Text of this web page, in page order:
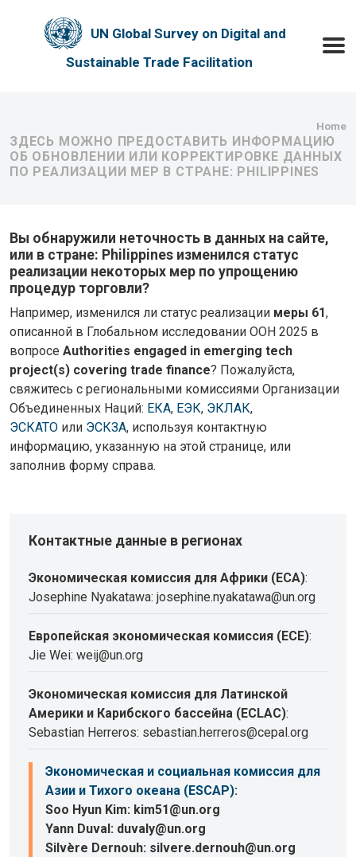
UN Global Survey on Digital and
Sustainable Trade Facilitation
Home
ЗДЕСЬ МОЖНО ПРЕДОСТАВИТЬ ИНФОРМАЦИЮ
ОБ ОБНОВЛЕНИИ ИЛИ КОРРЕКТИРОВКЕ ДАННЫХ
ПО РЕАЛИЗАЦИИ МЕР В СТРАНЕ: PHILIPPINES
Вы обнаружили неточность в данных на сайте,
или в стране: Philippines изменился статус
реализации некоторых мер по упрощению
процедур торговли?
Например, изменился ли статус реализации меры 61,
описанной в Глобальном исследовании ООН 2025 в
вопросе Authorities engaged in emerging tech
project(s) covering trade finance? Пожалуйста,
свяжитесь с региональными комиссиями Организации
Объединенных Наций: ЕКА, ЕЭК, ЭКЛАК,
ЭСКАТО или ЭСКЗА, используя контактную
информацию, указанную на этой странице, или
заполнив форму справа.
Контактные данные в регионах
Экономическая комиссия для Африки (ECA):
Josephine Nyakatawa: josephine.nyakatawa@un.org
Европейская экономическая комиссия (ECE):
Jie Wei: weij@un.org
Экономическая комиссия для Латинской
Америки и Карибского бассейна (ECLAC):
Sebastian Herreros: sebastian.herreros@cepal.org
Экономическая и социальная комиссия для
Азии и Тихого океана (ESCAP):
Soo Hyun Kim: kim51@un.org
Yann Duval: duvaly@un.org
Silvère Dernouh: silvere.dernouh@un.org